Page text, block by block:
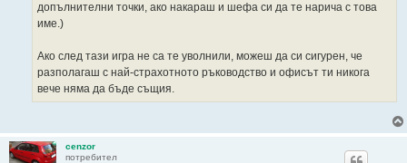
допълнителни точки, ако накараш и шефа си да те нарича с това
име.)
Ако след тази игра не са те уволнили, можеш да си сигурен, че
разполагаш с най-страхотното ръководство и офисът ти никога
вече няма да бъде същия.
cenzor
потребител